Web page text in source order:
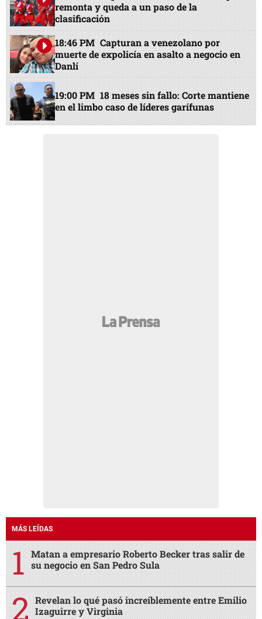
remonta y queda a un paso de la
clasificación
18:46 PM Capturan a venezolano por
muerte de expolicía en asalto a negocio en
Danlí
19:00 PM 18 meses sin fallo: Corte mantiene
en el limbo caso de líderes garífunas
MÁS LEÍDAS
Matan a empresario Roberto Becker tras salir de
su negocio en San Pedro Sula
Revelan lo qué pasó increíblemente entre Emilio
Izaguirre y Virginia